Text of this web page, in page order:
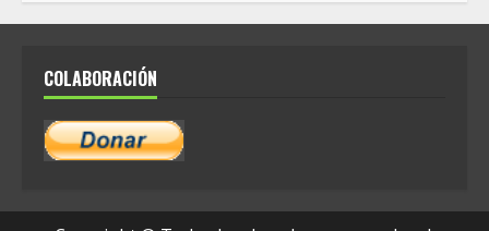
COLABORACIÓN